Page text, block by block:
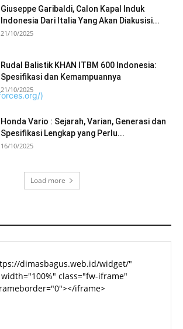
Giuseppe Garibaldi, Calon Kapal Induk
Indonesia Dari Italia Yang Akan Diakusisi...
21/10/2025
Rudal Balistik KHAN ITBM 600 Indonesia:
Spesifikasi dan Kemampuannya
21/10/2025
Honda Vario : Sejarah, Varian, Generasi dan
Spesifikasi Lengkap yang Perlu...
16/10/2025
Load more